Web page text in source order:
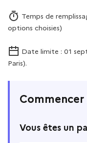
Temps de
options choisies)
Date limite : 01
Paris).
Vous êtes un